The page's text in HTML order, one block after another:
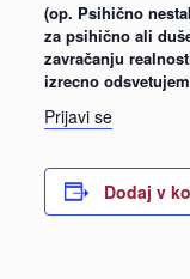
(op. Psihično
za psihično ali
zavračanju
izrecno
Prijavi se
Dodaj v